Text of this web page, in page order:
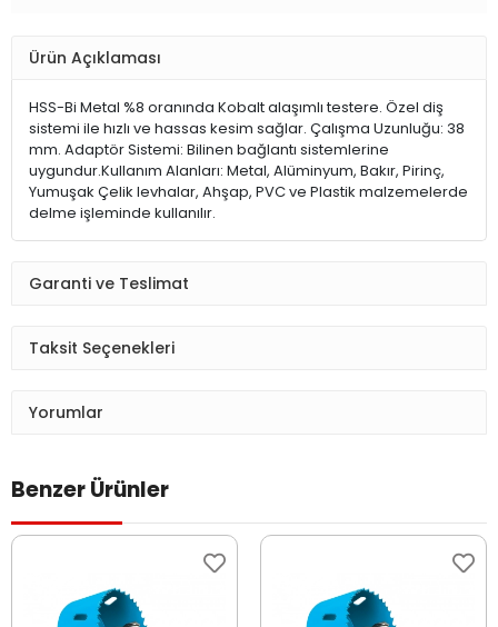
Ürün Açıklaması
HSS-Bi Metal %8 oranında Kobalt alaşımlı testere. Özel diş
sistemi ile hızlı ve hassas kesim sağlar. Çalışma Uzunluğu: 38
mm. Adaptör Sistemi: Bilinen bağlantı sistemlerine
uygundur.Kullanım Alanları: Metal, Alüminyum, Bakır, Pirinç,
Yumuşak Çelik levhalar, Ahşap, PVC ve Plastik malzemelerde
delme işleminde kullanılır.
Garanti ve Teslimat
Taksit Seçenekleri
Yorumlar
Benzer Ürünler